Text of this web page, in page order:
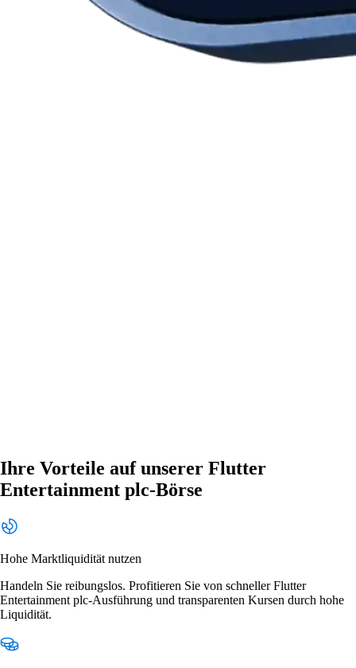
Ihre Vorteile auf unserer Flutter
Entertainment plc-Börse
Hohe Marktliquidität nutzen
Handeln Sie reibungslos. Profitieren Sie von schneller Flutter
Entertainment plc-Ausführung und transparenten Kursen durch hohe
Liquidität.